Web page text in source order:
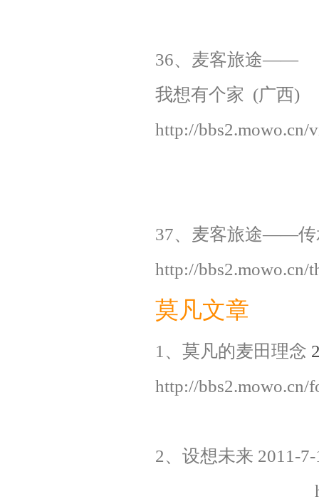
36、麦客旅途——
我想有个家 (广西)
http://bbs2.mowo.cn/
37、麦客旅途——传
http://bbs2.mowo.cn/
莫凡文章
1、莫凡的麦田理念
http://bbs2.mowo.cn/
2、设想未来 2011-7-